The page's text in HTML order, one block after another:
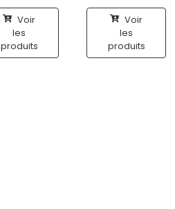
Voir
les
produits
Voir
les
produits